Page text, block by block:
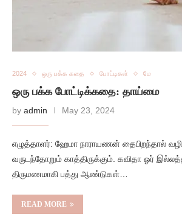
2024 ஒரு பக்க கதை போட்டிகள் மே
ஒரு பக்க போட்டிக்கதை: தாய்மை
by admin May 23, 2024
எழுத்தாளர்: ஹேமா நாராயணன் தைபிறந்தால் வழி
வருடந்தோறும் காத்திருக்கும். கவிதா ஓர்
திருமணமாகி பத்து ஆண்டுகள்…
READ MORE